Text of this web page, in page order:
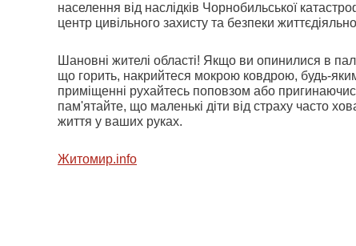
населення від наслідків Чорнобильської
центр цивільного захисту та безпеки
Шановні жителі області! Якщо ви опинилися в
що горить, накрийтеся мокрою ковдрою, будь-
приміщенні рухайтесь поповзом або
пам'ятайте, що маленькі діти від страху часто
життя у ваших руках.
Житомир.info